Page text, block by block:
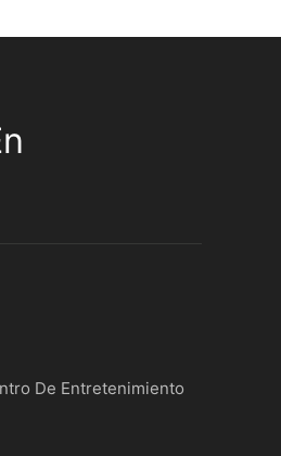
De Entretenimiento